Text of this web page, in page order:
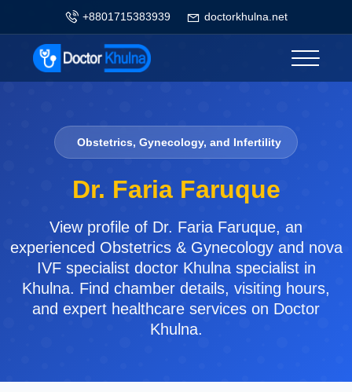
+8801715383939 doctorkhulna.net
Obstetrics, Gynecology, and Infertility
Dr. Faria Faruque
View profile of Dr. Faria Faruque, an
experienced Obstetrics & Gynecology and nova
IVF specialist doctor Khulna specialist in
Khulna. Find chamber details, visiting hours,
and expert healthcare services on Doctor
Khulna.